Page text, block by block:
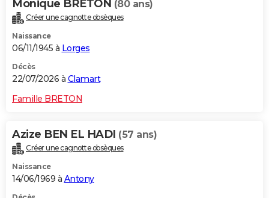
Monique BRETON (80 ans)
Créer une cagnotte obsèques
Naissance
06/11/1945 à Lorges
Décès
22/07/2026 à Clamart
Famille BRETON
Azize BEN EL HADI (57 ans)
Créer une cagnotte obsèques
Naissance
14/06/1969 à Antony